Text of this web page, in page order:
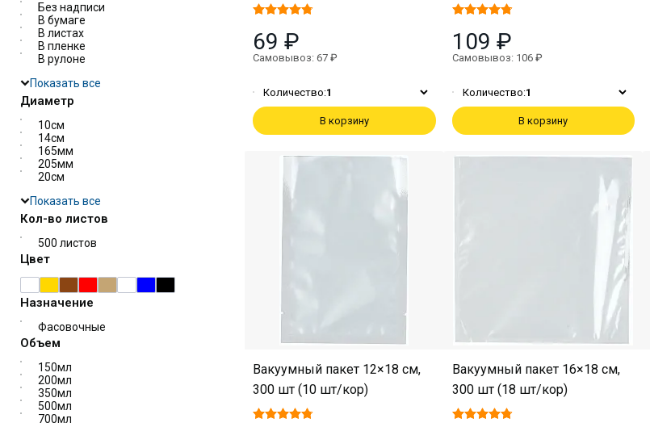
Без надписи
В бумаге
В листах
В пленке
В рулоне
Показать все
Диаметр
10см
14см
165мм
205мм
20см
Показать все
Кол-во листов
500 листов
Цвет
Назначение
Фасовочные
Объем
150мл
200мл
350мл
500мл
700мл
69 ₽
Самовывоз: 67 ₽
Количество:1
В корзину
109 ₽
Самовывоз: 106 ₽
Количество:1
В корзину
Вакуумный пакет 12×18 см,
300 шт (10 шт/кор)
Вакуумный пакет 16×18 см,
300 шт (18 шт/кор)